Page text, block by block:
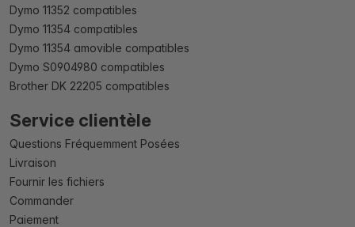
Dymo 11352 compatibles
Dymo 11354 compatibles
Dymo 11354 amovible compatibles
Dymo S0904980 compatibles
Brother DK 22205 compatibles
Service clientèle
Questions Fréquemment Posées
Livraison
Fournir les fichiers
Commander
Paiement